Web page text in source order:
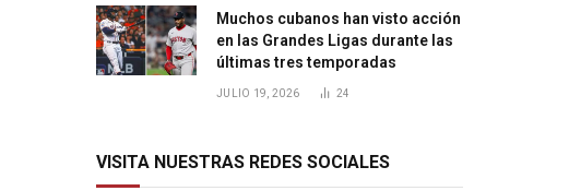
Muchos cubanos han visto acción
en las Grandes Ligas durante las
últimas tres temporadas
JULIO 19, 2026 24
VISITA NUESTRAS REDES SOCIALES